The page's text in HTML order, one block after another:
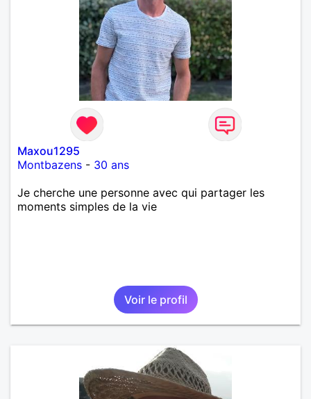
Maxou1295
Montbazens - 30 ans
Je cherche une personne avec qui partager les
moments simples de la vie
Voir le profil